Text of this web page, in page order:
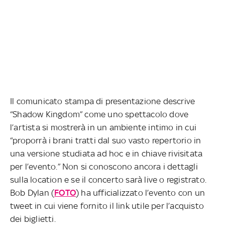
Il comunicato stampa di presentazione descrive
“Shadow Kingdom” come uno spettacolo dove
l’artista si mostrerà in un ambiente intimo in cui
“proporrà i brani tratti dal suo vasto repertorio in
una versione studiata ad hoc e in chiave rivisitata
per l’evento.” Non si conoscono ancora i dettagli
sulla location e se il concerto sarà live o registrato.
Bob Dylan (FOTO) ha ufficializzato l’evento con un
tweet in cui viene fornito il link utile per l’acquisto
dei biglietti.